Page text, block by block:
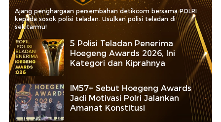
Ajang penghargaan persembahan detikcom bersama POLRI
kepada sosok polisi teladan. Usulkan polisi teladan di
sekitarmu!
5 Polisi Teladan Penerima
Hoegeng Awards 2026, Ini
Kategori dan Kiprahnya
IM57+ Sebut Hoegeng Awards
Jadi Motivasi Polri Jalankan
Amanat Konstitusi